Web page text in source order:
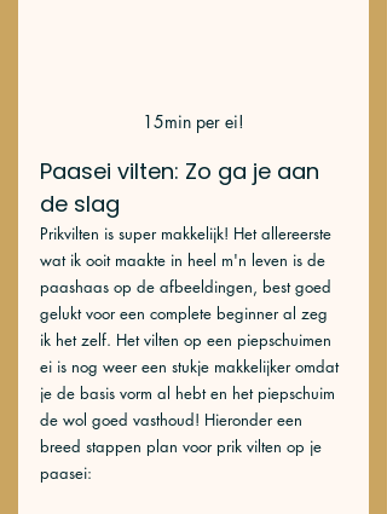
15min per ei!
Paasei vilten: Zo ga je aan
de slag
Prikvilten is super makkelijk! Het allereerste
wat ik ooit maakte in heel m'n leven is de
paashaas op de afbeeldingen, best goed
gelukt voor een complete beginner al zeg
ik het zelf. Het vilten op een piepschuimen
ei is nog weer een stukje makkelijker omdat
je de basis vorm al hebt en het piepschuim
de wol goed vasthoud! Hieronder een
breed stappen plan voor prik vilten op je
paasei: